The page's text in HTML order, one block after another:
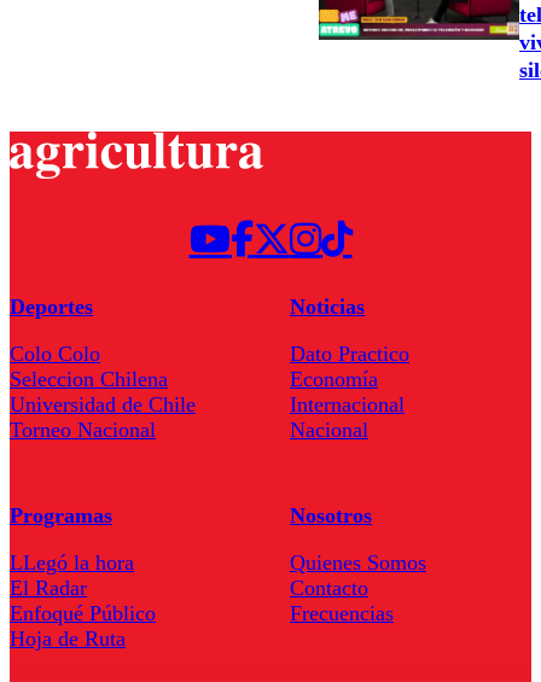
Deportes
Colo Colo
Seleccion Chilena
Universidad de Chile
Torneo Nacional
Noticias
Dato Practico
Economía
Internacional
Nacional
Programas
LLegó la hora
El Radar
Enfoqué Público
Hoja de Ruta
Nosotros
Quienes Somos
Contacto
Frecuencias